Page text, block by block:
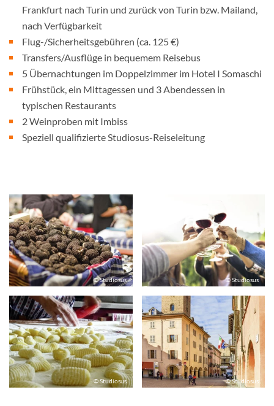
Frankfurt nach Turin und zurück von Turin bzw. Mailand,
nach Verfügbarkeit
Flug-/Sicherheitsgebühren (ca. 125 €)
Transfers/Ausflüge in bequemem Reisebus
5 Übernachtungen im Doppelzimmer im Hotel I Somaschi
Frühstück, ein Mittagessen und 3 Abendessen in
typischen Restaurants
2 Weinproben mit Imbiss
Speziell qualifizierte Studiosus-Reiseleitung
© Studiosus © Studiosus
© Studiosus © Studiosus